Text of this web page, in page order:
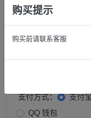
价格：￥ 59.90
邮箱:
购买:
支付方式：
支付
QQ 钱包
购买提示
购买前请联系客服